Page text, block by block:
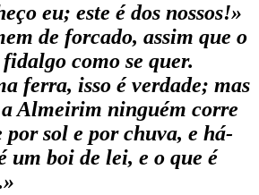
eu; este é dos nossos!»
de forcado, assim que o
como se quer.
ferra, isso é verdade; mas
Almeirim ninguém corre
por sol e por chuva, e há-
um boi de lei, e o que é